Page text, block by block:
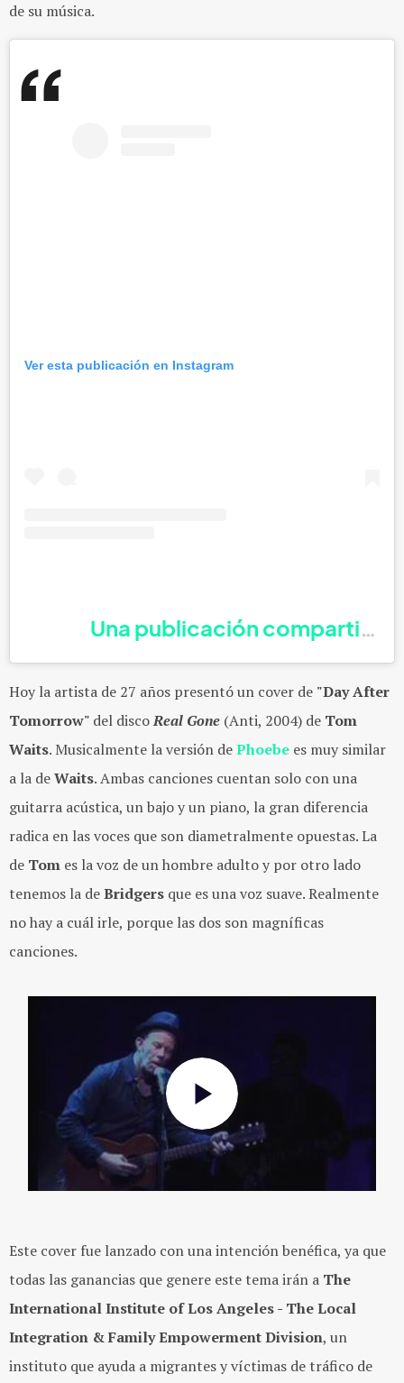
de su música.
Ver esta publicación en Instagram
Una publicación compartida
Hoy la artista de 27 años presentó un cover de "Day After
Tomorrow" del discoReal Gone (Anti, 2004) de Tom
Waits. Musicalmente la versión dePhoebe es muy similar
a la deWaits. Ambas canciones cuentan solo con una
guitarra acústica, un bajo y un piano, la gran diferencia
radica en las voces que son diametralmente opuestas. La
de Tom es la voz de un hombre adulto y por otro lado
tenemos la deBridgers que es una voz suave. Realmente
no hay a cuál irle, porque las dos son magníficas
canciones.
Este cover fue lanzado con una intención benéfica, ya que
todas las ganancias que genere este tema irán a The
International Institute of Los Angeles - The Local
Integration & Family Empowerment Division, un
instituto que ayuda a migrantes y víctimas de tráfico de